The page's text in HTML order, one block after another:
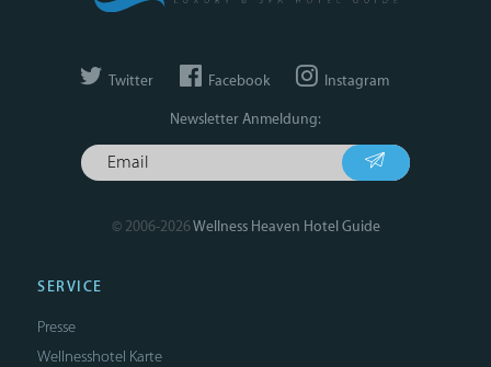
Twitter Facebook Instagram
Newsletter Anmeldung:
© 2006-2026Wellness Heaven Hotel Guide
SERVICE
Presse
Wellnesshotel Karte